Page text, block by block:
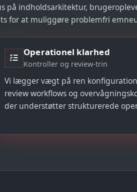
på indholdsarkitektur,
for at muliggøre problemfri
Operationel klarhed
Kontroller og review-trin
Vi lægger vægt på ren
review workflows og
der understøtter strukturerede